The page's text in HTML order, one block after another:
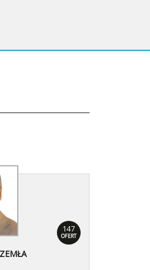
147
OFERT
ZEMŁA